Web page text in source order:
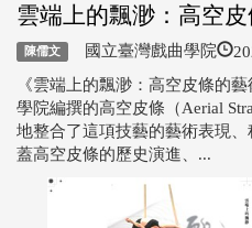
雲端上的飄渺：高空
陳儒文 國立臺灣戲曲學院
《雲端上的飄渺：高空皮條的
學院編撰的高空皮條（Aerial
地整合了這項技藝的藝術表現
蓋高空皮條的歷史演進、...